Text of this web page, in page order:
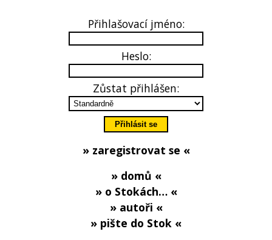
Přihlašovací jméno:
Heslo:
Zůstat přihlášen:
» zaregistrovat se «
» domů «
» o Stokách… «
» autoři «
» pište do Stok «